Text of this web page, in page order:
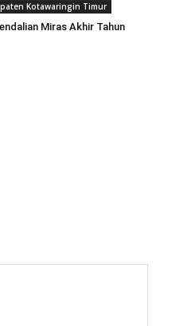
Kotawaringin Timur
Miras Akhir Tahun